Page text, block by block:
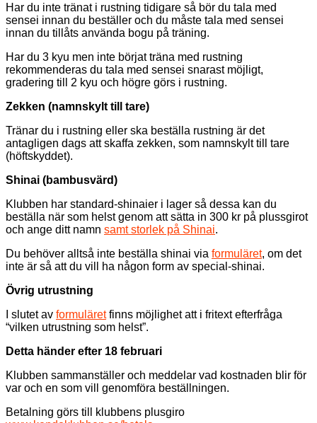
Har du inte tränat i rustning tidigare så bör du tala med
sensei innan du beställer och du måste tala med sensei
innan du tillåts använda bogu på träning.
Har du 3 kyu men inte börjat träna med rustning
rekommenderas du tala med sensei snarast möjligt,
gradering till 2 kyu och högre görs i rustning.
Zekken (namnskylt till tare)
Tränar du i rustning eller ska beställa rustning är det
antagligen dags att skaffa zekken, som namnskylt till tare
(höftskyddet).
Shinai (bambusvärd)
Klubben har standard-shinaier i lager så dessa kan du
beställa när som helst genom att sätta in 300 kr på plussgirot
och ange ditt namn samt storlek på Shinai.
Du behöver alltså inte beställa shinai via formuläret, om det
inte är så att du vill ha någon form av special-shinai.
Övrig utrustning
I slutet av formuläretfinns möjlighet att i fritext efterfråga
“vilken utrustning som helst”.
Detta händer efter 18 februari
Klubben sammanställer och meddelar vad kostnaden blir för
var och en som vill genomföra beställningen.
Betalning görs till klubbens plusgiro